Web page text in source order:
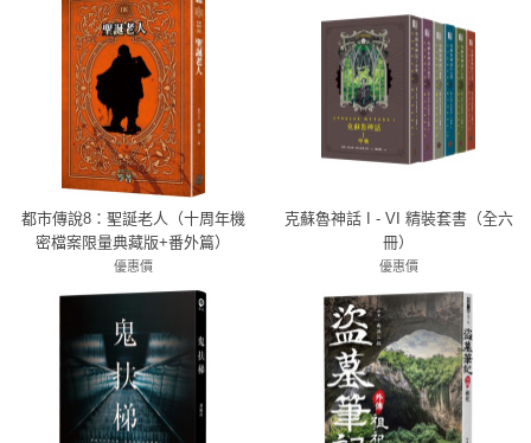
都市傳說8：聖誕老人（十周年機
密檔案限量典藏版+番外篇）
優惠價
79折 277元
克蘇魯神話 I - VI 精裝套書（全六
冊）
優惠價
7折 2307元